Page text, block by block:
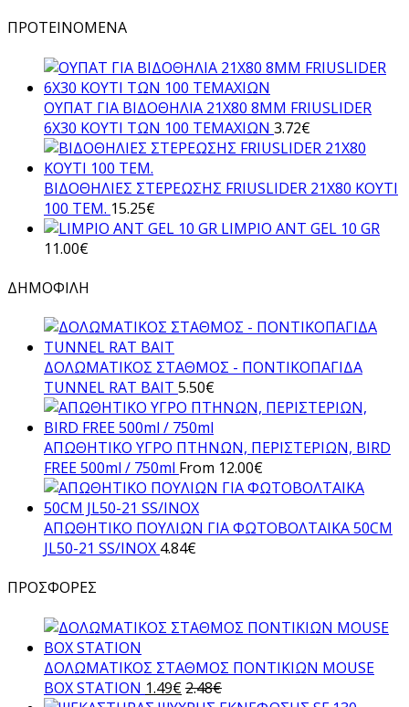
ΠΡΟΤΕΙΝΟΜΕΝΑ
ΟΥΠΑΤ ΓΙΑ ΒΙΔΟΘΗΛΙΑ 21Χ80 8ΜΜ FRIUSLIDER
6X30 ΚΟΥΤΙ ΤΩΝ 100 ΤΕΜΑΧΙΩΝ 3.72€
ΒΙΔΟΘΗΛΙΕΣ ΣΤΕΡΕΩΣΗΣ FRIUSLIDER 21X80 KOYTI
100 TEM. 15.25€
LIMPIO ANT GEL 10 GR
11.00€
ΔΗΜΟΦΙΛΗ
ΔΟΛΩΜΑΤΙΚΟΣ ΣΤΑΘΜΟΣ - ΠΟΝΤΙΚΟΠΑΓΙΔΑ
TUNNEL RAT BAIT 5.50€
AΠΩΘΗΤΙΚΟ ΥΓΡΟ ΠΤΗΝΩΝ, ΠΕΡΙΣΤΕΡΙΩΝ, BIRD
FREE 500ml / 750ml From 12.00€
ΑΠΩΘΗΤΙΚO ΠΟΥΛΙΩΝ ΓΙΑ ΦΩΤΟΒΟΛΤΑΙΚΑ 50CM
JL50-21 SS/INOX 4.84€
ΠΡΟΣΦΟΡΕΣ
ΔΟΛΩΜΑΤΙΚΟΣ ΣΤΑΘΜΟΣ ΠΟΝΤΙΚΙΩΝ MOUSE
BOX STATION 1.49€2.48€